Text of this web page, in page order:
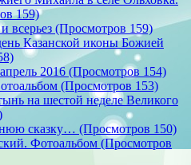
159)
всерьез (Просмотров 159)
Казанской иконы Божией
2016 (Просмотров 154)
(Просмотров 153)
на шестой неделе Великого
сказку… (Просмотров 150)
Фотоальбом (Просмотров